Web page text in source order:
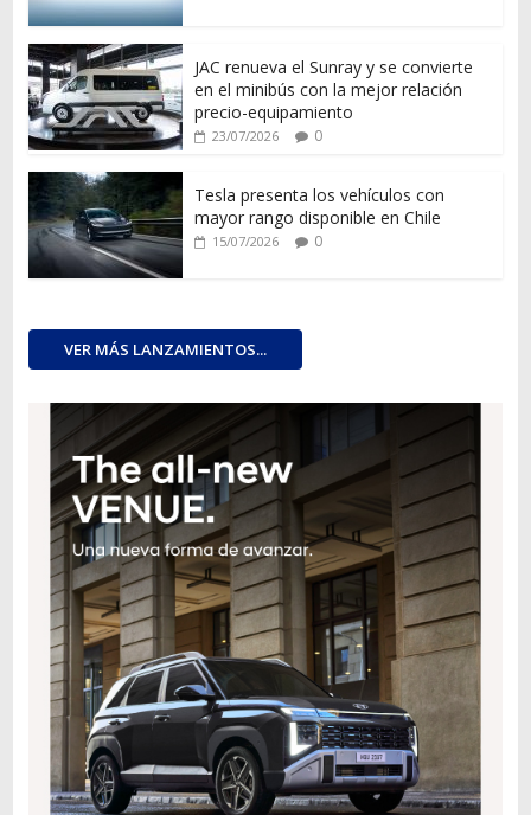
JAC renueva el Sunray y se convierte
en el minibús con la mejor relación
precio-equipamiento
23/07/2026 0
Tesla presenta los vehículos con
mayor rango disponible en Chile
15/07/2026 0
VER MÁS LANZAMIENTOS...